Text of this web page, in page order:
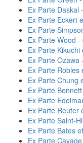
Ex Parte Daskal
Ex Parte Eckert
Ex Parte
Ex Parte Wood -
Ex Parte Kikuchi
Ex Parte Ozawa
Ex Parte Robles
Ex Parte Chung
Ex Parte
Ex Parte
Ex Parte Reuter
Ex Parte Saint-
Ex Parte Bates
Ex Parte